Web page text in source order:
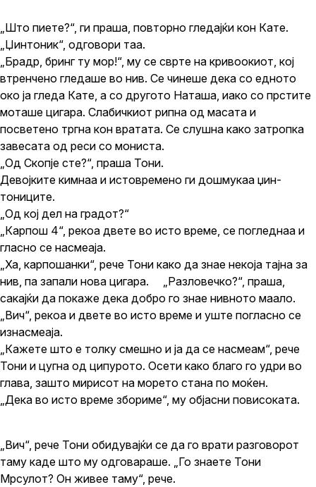
„Што пиете?“, ги праша, повторно гледајќи кон Кате.
„Џинтоник“, одговори таа.
„Брадр, бринг ту мор!“, му се сврте на кривоокиот, кој
втренчено гледаше во нив. Се чинеше дека со едното
око ја гледа Кате, а со другото Наташа, иако со прстите
моташе цигара. Слабичкиот рипна од масата и
посветено тргна кон вратата. Се слушна како затропка
завесата од реси со мониста.
„Од Скопје сте?“, праша Тони.
Девојките кимнаа и истовремено ги дошмукаа џин-
тониците.
„Од кој дел на градот?“
„Карпош 4“, рекоа двете во исто време, се погледнаа и
гласно се насмеаја.
„Ха, карпошанки“, рече Тони како да знае некоја тајна за
нив, па запали нова цигара. „Разловечко?“, праша,
сакајќи да покаже дека добро го знае нивното маало.
„Вич“, рекоа и двете во исто време и уште погласно се
изнасмеаја.
„Кажете што е толку смешно и ја да се насмеам“, рече
Тони и цугна од ципурото. Осети како благо го удри во
глава, зашто мирисот на морето стана по моќен.
„Дека во исто време збориме“, му објасни повисоката.
„Вич“, рече Тони обидувајќи се да го врати разговорот
таму каде што му одговараше. „Го знаете Тони
Мрсулот? Он живее таму“, рече.